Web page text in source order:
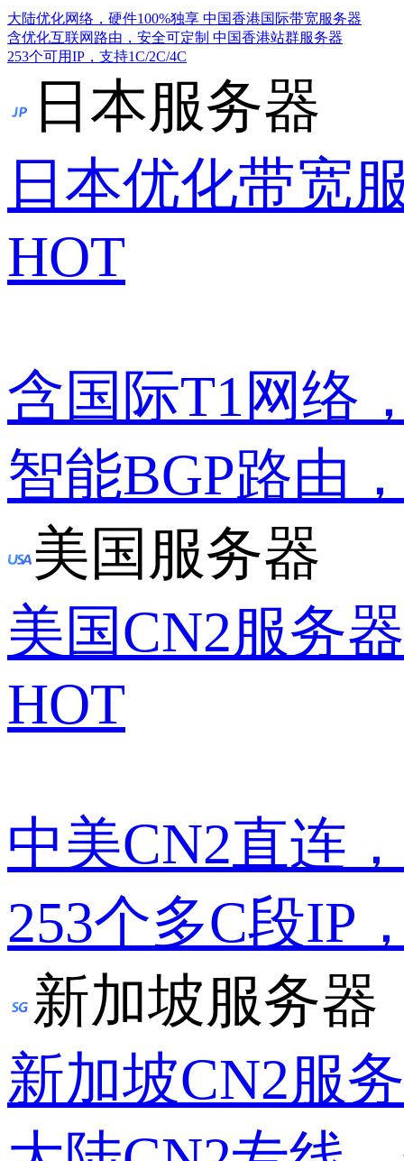
大陆优化网络，硬件100%独享 中国香港国际带宽服务器
含优化互联网路由，安全可定制 中国香港站群服务器
253个可用IP，支持1C/2C/4C
日本服务器
日本优化带宽
HOT
含国际T1网络
智能BGP路由
美国服务器
美国CN2服务器
HOT
中美CN2直连
253个多C段IP
新加坡服务器
新加坡CN2服